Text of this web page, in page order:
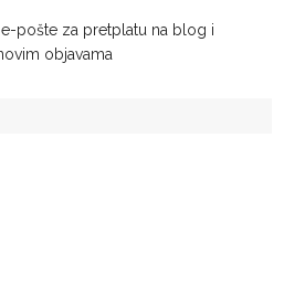
pošte za pretplatu na blog i
objavama